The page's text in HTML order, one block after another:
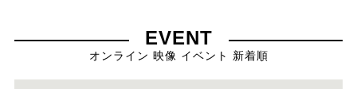
EVENT
オンライン 映像 イベント 新着順